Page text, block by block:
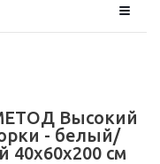
Высокий
- белый/
40x60x200 см